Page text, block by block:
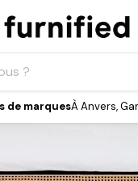
de marquesÀ Anvers,